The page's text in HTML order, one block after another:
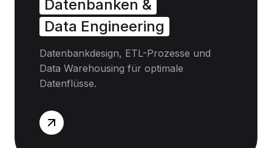
Datenbanken &
Data Engineering
Datenbankdesign, ETL-Prozesse und
Data Warehousing für optimale
Datenflüsse.